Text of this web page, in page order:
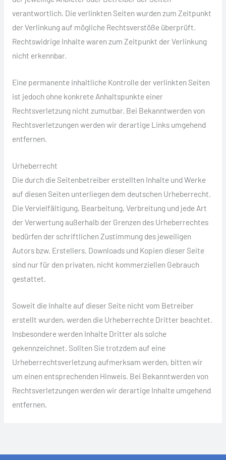
verantwortlich. Die verlinkten Seiten wurden zum Zeitpunkt
der Verlinkung auf mögliche Rechtsverstöße überprüft.
Rechtswidrige Inhalte waren zum Zeitpunkt der Verlinkung
nicht erkennbar.
Eine permanente inhaltliche Kontrolle der verlinkten Seiten
ist jedoch ohne konkrete Anhaltspunkte einer
Rechtsverletzung nicht zumutbar. Bei Bekanntwerden von
Rechtsverletzungen werden wir derartige Links umgehend
entfernen.
Urheberrecht
Die durch die Seitenbetreiber erstellten Inhalte und Werke
auf diesen Seiten unterliegen dem deutschen Urheberrecht.
Die Vervielfältigung, Bearbeitung, Verbreitung und jede Art
der Verwertung außerhalb der Grenzen des Urheberrechtes
bedürfen der schriftlichen Zustimmung des jeweiligen
Autors bzw. Erstellers. Downloads und Kopien dieser Seite
sind nur für den privaten, nicht kommerziellen Gebrauch
gestattet.
Soweit die Inhalte auf dieser Seite nicht vom Betreiber
erstellt wurden, werden die Urheberrechte Dritter beachtet.
Insbesondere werden Inhalte Dritter als solche
gekennzeichnet. Sollten Sie trotzdem auf eine
Urheberrechtsverletzung aufmerksam werden, bitten wir
um einen entsprechenden Hinweis. Bei Bekanntwerden von
Rechtsverletzungen werden wir derartige Inhalte umgehend
entfernen.